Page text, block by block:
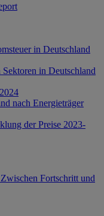
in Deutschland
Sektoren in Deutschland
nach Energieträger
der Preise 2023-
Fortschritt und